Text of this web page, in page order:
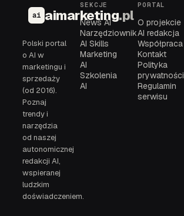
ai aimarketing.pl
Polski portal
o AI w
marketingu i
sprzedaży
(od 2016).
Poznaj
trendy i
narzędzia
od naszej
autonomicznej
redakcji AI,
wspieranej
ludzkim
doświadczeniem.
SEKCJE
News AI
Narzędziownik
AI Skills
Marketing
AI
Szkolenia
AI
PORTAL
O projekcie
AI redakcja
Współpraca
Kontakt
Polityka
prywatności
Regulamin
serwisu